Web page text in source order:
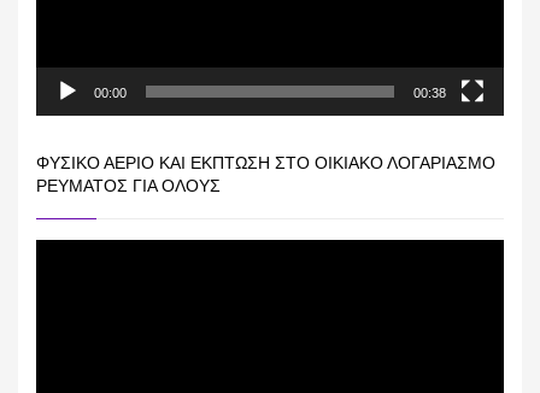
00:00 00:38
ΦΥΣΙΚΌ ΑΈΡΙΟ ΚΑΙ ΕΚΠΤΩΣΗ ΣΤΟ ΟΙΚΙΑΚΌ ΛΟΓΑΡΙΑΣΜΌ
ΡΕΎΜΑΤΟΣ ΓΙΑ ΟΛΟΥΣ